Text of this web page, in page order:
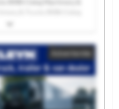
Cekaj Machinery & Trucks
Cekaj Machinery & Trucks
Trucks BVBA Cekaj
Cekaj Machinery & Trucks
Trucks BVBA Cekaj
Cekaj Machinery & Trucks
BVBA Cekaj
Cekaj Machinery & Trucks
Advertentie